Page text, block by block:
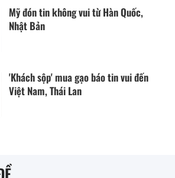
Mỹ đón tin không vui từ Hàn Quốc,
Nhật Bản
'Khách sộp' mua gạo báo tin vui đến
Việt Nam, Thái Lan